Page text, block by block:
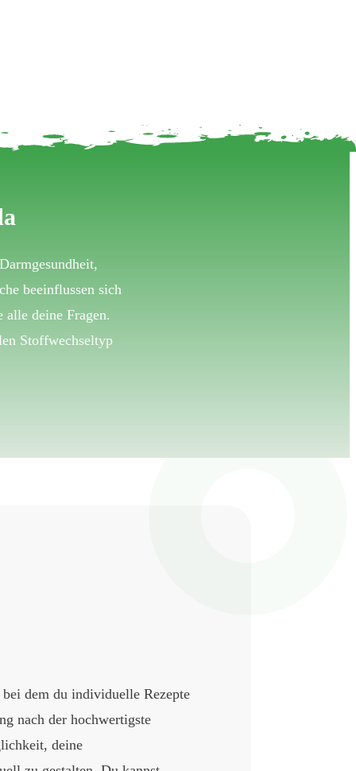
beeinflussen sich
deine Fragen.
Stoffwechseltyp
dem du individuelle Rezepte
nach der hochwertigste
deine